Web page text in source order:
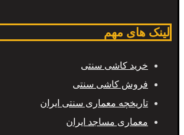
لینک های مهم
خرید کاشی سنتی
فروش کاشی سنتی
تاریخچه معماری سنتی ایران
معماری مساجد ایران